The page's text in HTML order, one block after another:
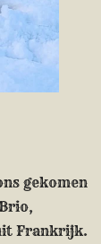
gekomen
Frankrijk.